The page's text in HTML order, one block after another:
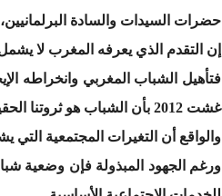
حضرات السيدات والسادة البرلمانيين،
إن التقدم الذي يعرفه المغرب لا
غشت 2012 بأن الشباب هو ثروتنا الحقيقية ويجب اعتباره كمحرك للتنمية وليس كعائق أمام تحقيقها.
والواقع أن التغيرات المجتمعية التي
ورغم الجهود المبذولة فإن وضعية